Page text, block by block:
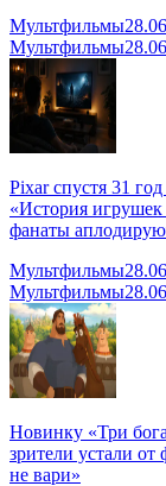
Мультфильмы
Мультфильмы
Pixar спустя 31
«История
фанаты
Мультфильмы
Мультфильмы
Новинку «Три
зрители устали
не вари»